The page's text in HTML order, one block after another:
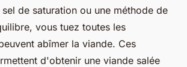
sel de saturation ou une méthode de
vous tuez toutes les
abîmer la viande. Ces
d'obtenir une viande salée